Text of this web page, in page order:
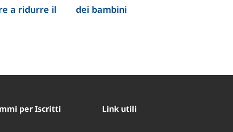
a ridurre il
dei bambini
per Iscritti Link utili